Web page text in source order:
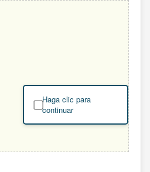
Haga clic para
continuar